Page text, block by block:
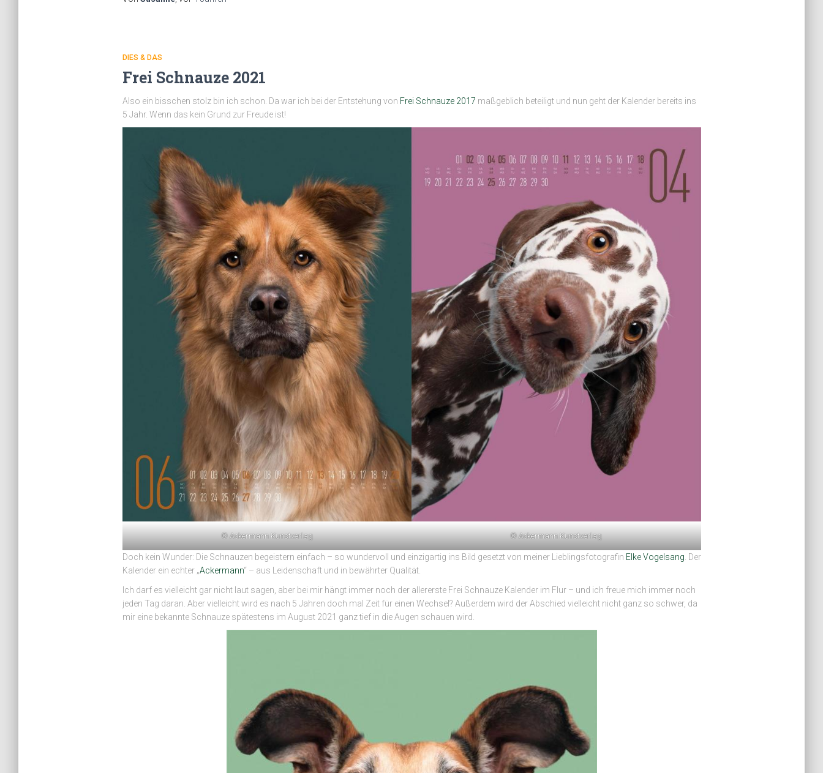
DIES & DAS
Frei Schnauze 2021
Also ein bisschen stolz bin ich schon. Da war ich bei der Entstehung von Frei Schnauze 2017 maßgeblich beteiligt und nun geht der Kalender bereits ins
5 Jahr. Wenn das kein Grund zur Freude ist!
© Ackermann Kunstverlag © Ackermann Kunstverlag
Doch kein Wunder: Die Schnauzen begeistern einfach – so wundervoll und einzigartig ins Bild gesetzt von meiner Lieblingsfotografin Elke Vogelsang. Der
Kalender ein echter „Ackermann“ – aus Leidenschaft und in bewährter Qualität.
Ich darf es vielleicht gar nicht laut sagen, aber bei mir hängt immer noch der allererste Frei Schnauze Kalender im Flur – und ich freue mich immer noch
jeden Tag daran. Aber vielleicht wird es nach 5 Jahren doch mal Zeit für einen Wechsel? Außerdem wird der Abschied vielleicht nicht ganz so schwer, da
mir eine bekannte Schnauze spätestens im August 2021 ganz tief in die Augen schauen wird.